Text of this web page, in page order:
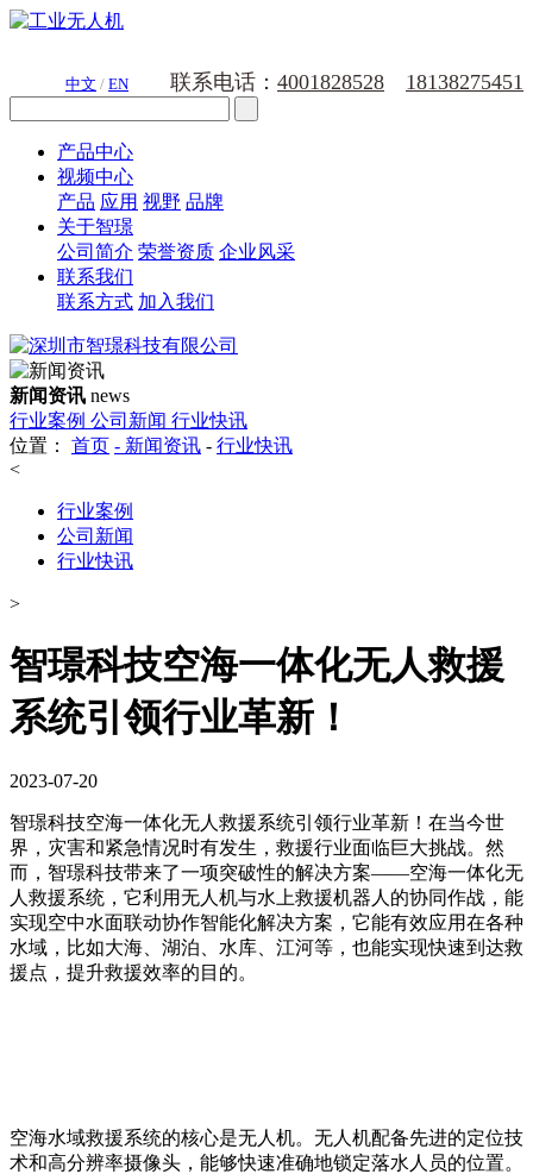
中文 / EN 联系电话： 4001828528 18138275451
产品中心
视频中心
产品 应用 视野 品牌
关于智璟
公司简介 荣誉资质 企业风采
联系我们
联系方式 加入我们
新闻资讯 news
行业案例 公司新闻 行业快讯
位置：
首页 - 新闻资讯 - 行业快讯
<
行业案例
公司新闻
行业快讯
>
智璟科技空海一体化无人救援
系统引领行业革新！
2023-07-20
智璟科技空海一体化无人救援系统引领行业革新！在当今世
界，灾害和紧急情况时有发生，救援行业面临巨大挑战。然
而，智璟科技带来了一项突破性的解决方案——空海一体化无
人救援系统，它利用无人机与水上救援机器人的协同作战，能
实现空中水面联动协作智能化解决方案，它能有效应用在各种
水域，比如大海、湖泊、水库、江河等，也能实现快速到达救
援点，提升救援效率的目的。
空海水域救援系统的核心是无人机。无人机配备先进的定位技
术和高分辨率摄像头，能够快速准确地锁定落水人员的位置。